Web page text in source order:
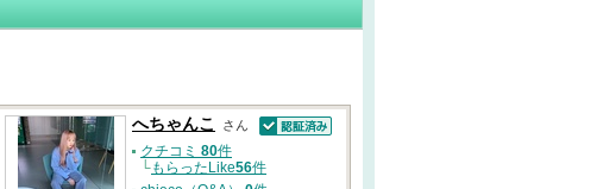
へちゃんこ
さん
クチコミ 80件
└もらったLike56件